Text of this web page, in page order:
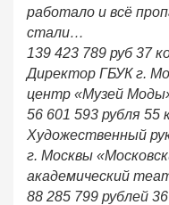
работало и всё
стали…
139 423 789 руб 37
Директор ГБУК г.
центр «Музей
56 601 593 рубля
Художественный
г. Москвы
академический
88 285 799 рублей